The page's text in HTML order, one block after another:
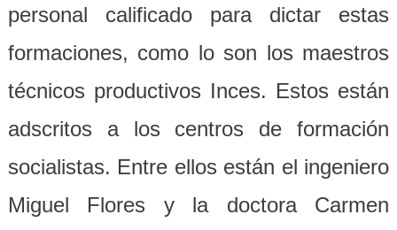
personal calificado para dictar estas
formaciones, como lo son los maestros
técnicos productivos Inces. Estos están
adscritos a los centros de formación
socialistas. Entre ellos están el ingeniero
Miguel Flores y la doctora Carmen